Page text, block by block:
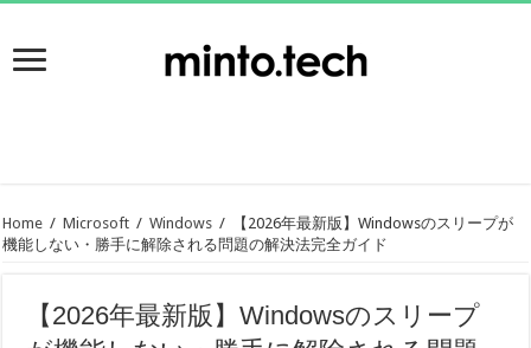
Home / Microsoft / Windows /
【2026年最新版】Windowsのスリープが
機能しない・勝手に解除される問題の解決法完全ガイド
【2026年最新版】Windowsのスリープ